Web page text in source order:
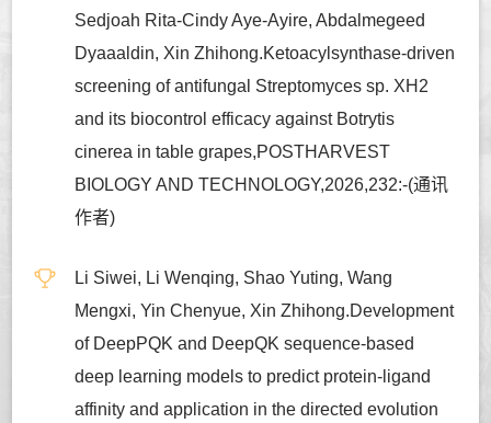
Sedjoah Rita-Cindy Aye-Ayire, Abdalmegeed
Dyaaaldin, Xin Zhihong.Ketoacylsynthase-driven
screening of antifungal Streptomyces sp. XH2
and its biocontrol efficacy against Botrytis
cinerea in table grapes,POSTHARVEST
BIOLOGY AND TECHNOLOGY,2026,232:-(通讯
作者)
Li Siwei, Li Wenqing, Shao Yuting, Wang
Mengxi, Yin Chenyue, Xin Zhihong.Development
of DeepPQK and DeepQK sequence-based
deep learning models to predict protein-ligand
affinity and application in the directed evolution